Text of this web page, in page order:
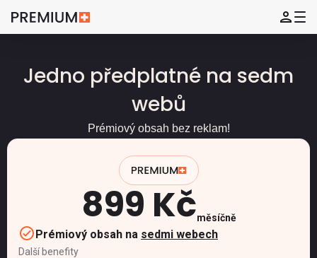
Jedno předplatné na sedm
webů
Prémiový obsah bez reklam!
899 Kčměsíčně
Prémiový obsah na sedmi webech
Další benefity